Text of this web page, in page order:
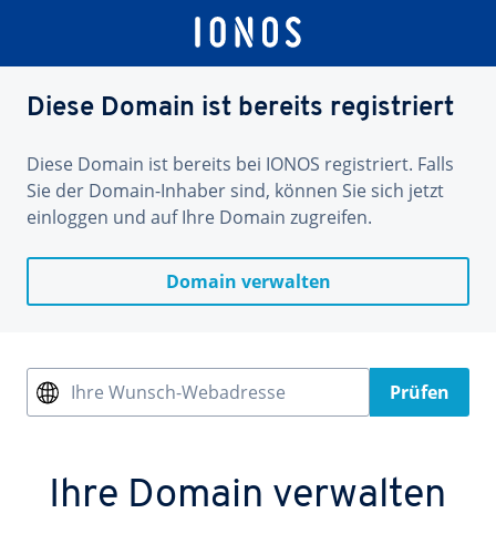
Diese Domain ist bereits registriert
Diese Domain ist bereits bei IONOS registriert. Falls
Sie der Domain-Inhaber sind, können Sie sich jetzt
einloggen und auf Ihre Domain zugreifen.
Domain verwalten
Ihre Wunsch-Webadresse Prüfen
Ihre Domain verwalten